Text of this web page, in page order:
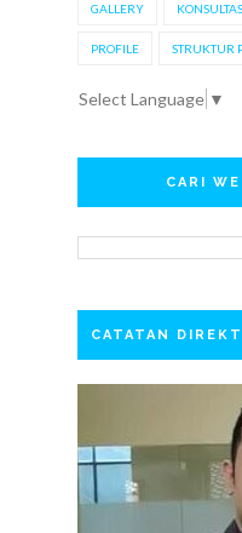
GALLERY
PROFILE STRUKTUR
Select Language ▼
CARI
CATATAN